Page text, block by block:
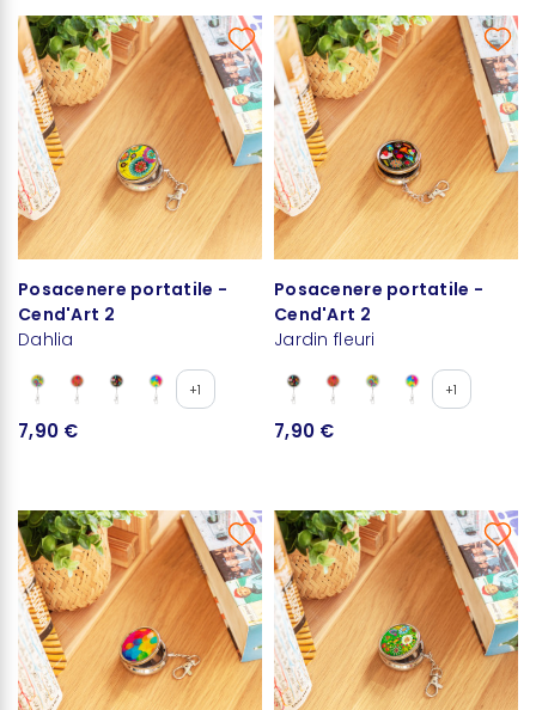
Posacenere portatile -
Cend'Art 2
Dahlia
+1
7,90 €
Posacenere portatile -
Cend'Art 2
Jardin fleuri
+1
7,90 €